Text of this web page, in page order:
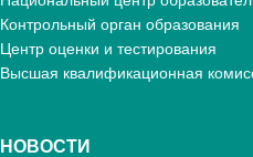
Контрольный орган образования
Центр оценки и тестирования
Высшая квалификационная
НОВОСТИ